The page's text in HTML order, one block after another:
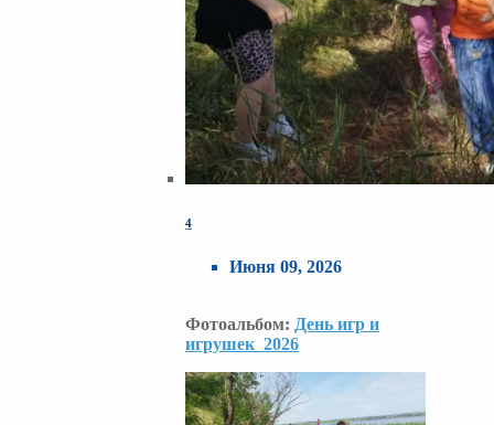
4
Июня 09, 2026
Фотоальбом: День игр и
игрушек_2026